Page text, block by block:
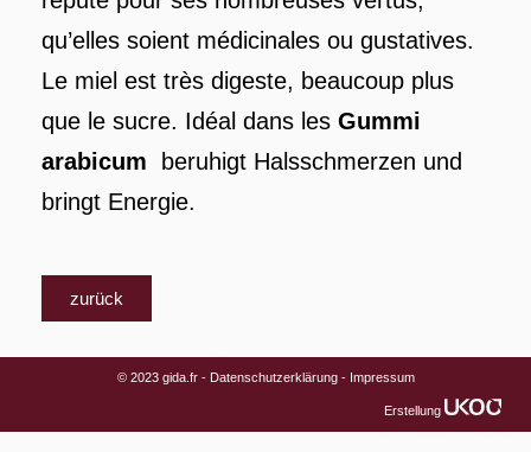
qu’elles soient médicinales ou gustatives.
Le miel est très digeste, beaucoup plus
que le sucre. Idéal dans les Gummi
arabicum
beruhigt Halsschmerzen und
bringt Energie.
zurück
© 2023 gida.fr - Datenschutzerklärung- Impressum
Erstellung